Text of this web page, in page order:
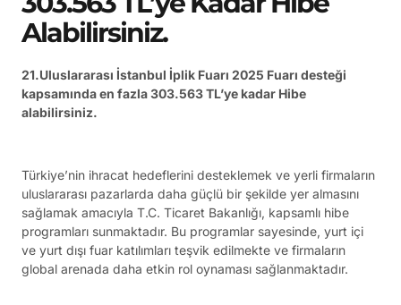
Alabilirsiniz.
21.Uluslararası İstanbul İplik Fuarı 2025 Fuarı desteği
kapsamında en fazla 303.563 TL’ye kadar Hibe
alabilirsiniz.
Türkiye’nin ihracat hedeflerini desteklemek ve yerli firmaların
uluslararası pazarlarda daha güçlü bir şekilde yer almasını
sağlamak amacıyla T.C. Ticaret Bakanlığı, kapsamlı hibe
programları sunmaktadır. Bu programlar sayesinde, yurt içi
ve yurt dışı fuar katılımları teşvik edilmekte ve firmaların
global arenada daha etkin rol oynaması sağlanmaktadır.